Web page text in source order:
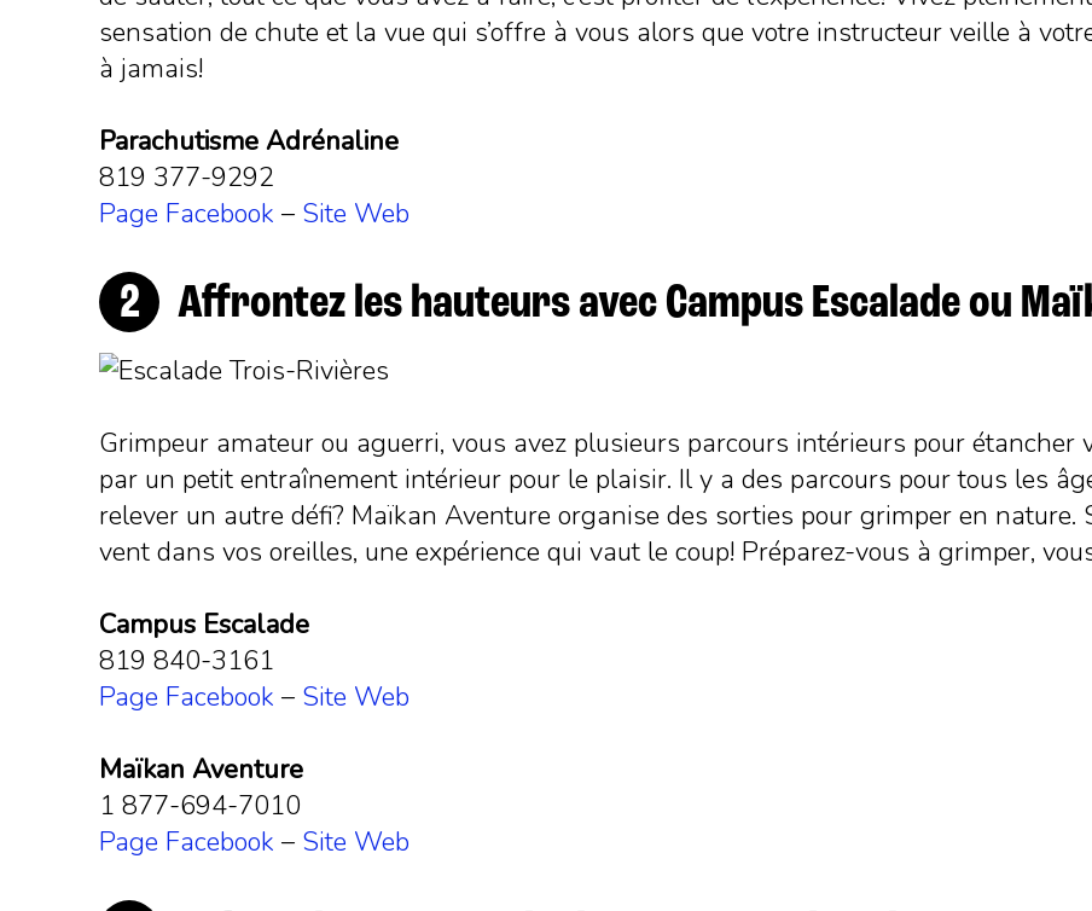
sensation de chute et la vue qui s’offre à vous alors que votre instructeur veille à
à jamais!
Parachutisme Adrénaline
819 377-9292
Page Facebook – Site Web
Affrontez les hauteurs avec Campus Escalade ou
Grimpeur amateur ou aguerri, vous avez plusieurs parcours intérieurs pour étancher
par un petit entraînement intérieur pour le plaisir. Il y a des parcours pour tous les
relever un autre défi? Maïkan Aventure organise des sorties pour grimper en nature.
vent dans vos oreilles, une expérience qui vaut le coup! Préparez-vous à grimper,
Campus Escalade
819 840-3161
Page Facebook – Site Web
Maïkan Aventure
1 877-694-7010
Page Facebook – Site Web